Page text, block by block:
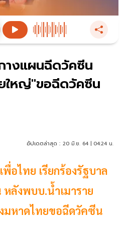
งแผนฉีดวัคซีน
ใหญ่"ขอฉีดวัคซีน
อัปเดตล่าสุด : 20 มิ.ย. 64 | 04:24 น.
อไทย เรียกร้องรัฐบาล
ลังพบบ.น้ำเมาราย
มหาดไทยขอฉีดวัคซีน